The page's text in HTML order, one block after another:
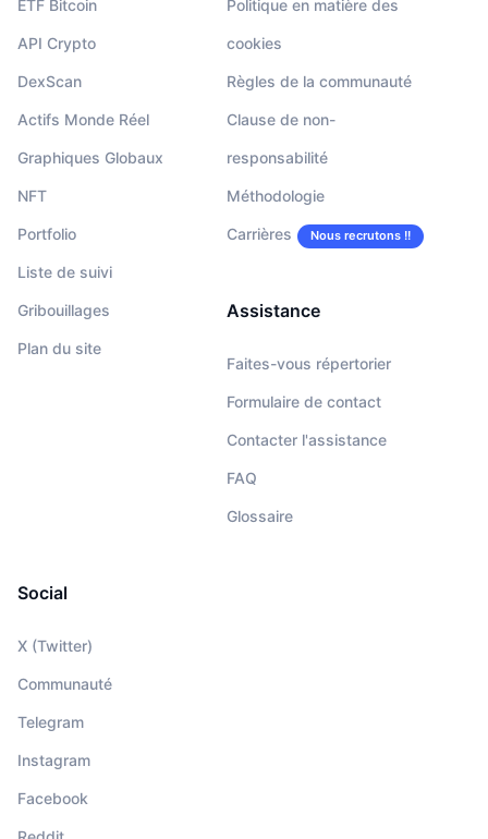
ETF Bitcoin
API Crypto
DexScan
Actifs Monde Réel
Graphiques Globaux
NFT
Portfolio
Liste de suivi
Gribouillages
Plan du site
Politique en matière des
cookies
Règles de la communauté
Clause de non-
responsabilité
Méthodologie
Carrières Nous recrutons !!
Assistance
Faites-vous répertorier
Formulaire de contact
Contacter l'assistance
FAQ
Glossaire
Social
X (Twitter)
Communauté
Telegram
Instagram
Facebook